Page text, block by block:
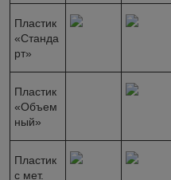
Пластик
«Станда
рт»
Пластик
«Объем
ный»
Пластик
с мет.